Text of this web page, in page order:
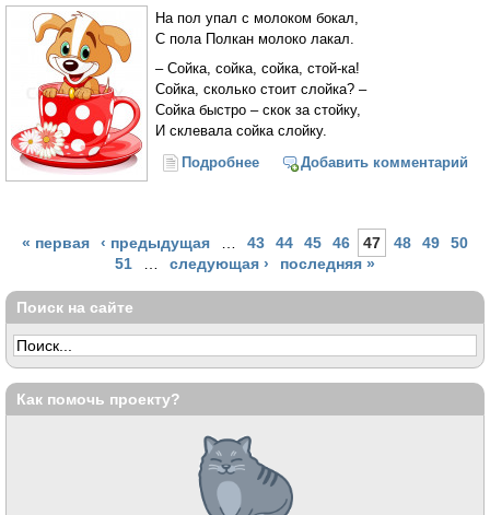
На пол упал с молоком бокал,
С пола Полкан молоко лакал.
– Сойка, сойка, сойка, стой-ка!
Сойка, сколько стоит слойка? –
Сойка быстро – скок за стойку,
И склевала сойка слойку.
Подробнее о На пол упал с молоком
Добавить комментарий
Страницы
« первая ‹ предыдущая 43 44 45 46 47 48 49
50
51
следующая › последняя »
Поиск на сайте
Как помочь проекту?